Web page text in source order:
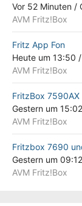
Vor 52 Minuten /
AVM Fritz!Box
Fritz App Fon
Heute um 13:50 /
AVM Fritz!Box
FritzBox 7590AX
Gestern um 15:02
AVM Fritz!Box
Fritzbox 7690
Gestern um 09:12
AVM Fritz!Box